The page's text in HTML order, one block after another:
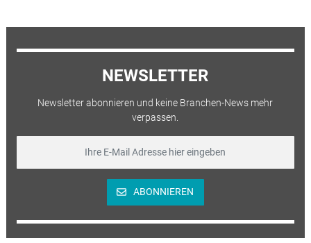
NEWSLETTER
Newsletter abonnieren und keine Branchen-News mehr
verpassen.
ABONNIEREN